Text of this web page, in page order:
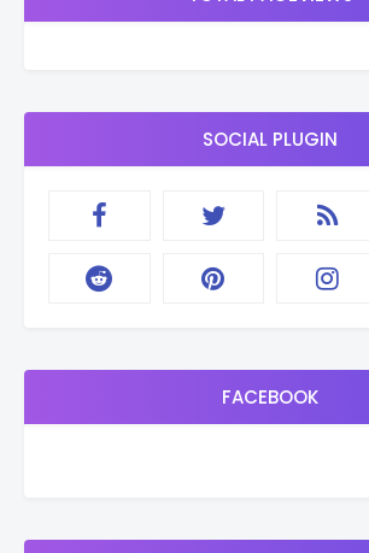
SOCIAL PLUGIN
FACEBOOK